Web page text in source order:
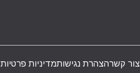
צור קשרהצהרת נגישותמדיניות פרטיות